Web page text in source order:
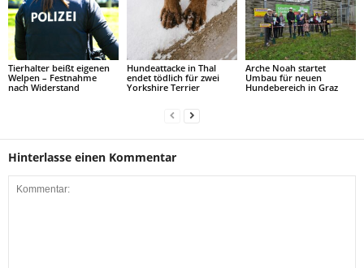
Tierhalter beißt eigenen
Welpen – Festnahme
nach Widerstand
Hundeattacke in Thal
endet tödlich für zwei
Yorkshire Terrier
Arche Noah startet
Umbau für neuen
Hundebereich in Graz
Hinterlasse einen Kommentar